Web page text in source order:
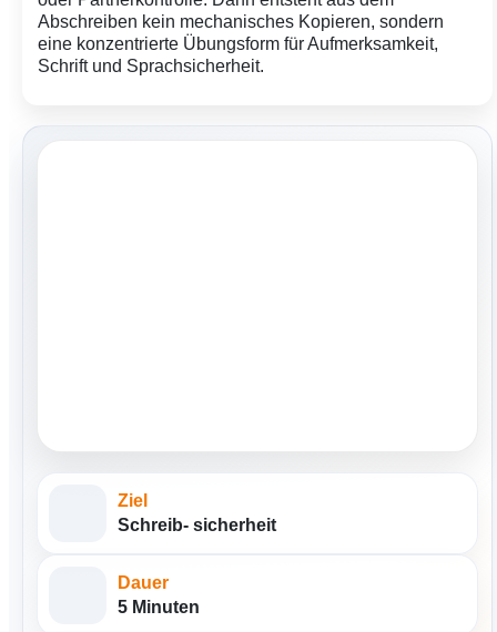
Abschreiben kein mechanisches Kopieren, sondern
eine konzentrierte Übungsform für Aufmerksamkeit,
Schrift und Sprachsicherheit.
Ziel
Schreib- sicherheit
Dauer
5 Minuten